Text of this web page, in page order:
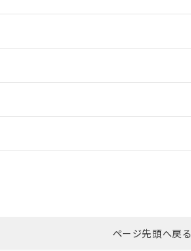
ダウンロードはこちらページ先頭へ戻る